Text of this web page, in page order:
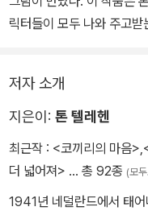
릭터들이 모두 나와 주고
다람쥐, 곰, 코끼리, 개미,
동물들은 서로에게 편지를
는 평범한 안부 편지가 아니
코끼리는 달팽이의 집 위
저자 소개
지은이: 톤 텔레헨
최근작 : <코끼리의 마음>,
더 넓어져> … 총 92종 (모
1941년 네덜란드에서 태